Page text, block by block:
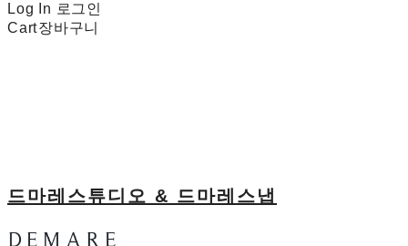
Log In 로그인
Cart장바구니
드마레스튜디오 & 드마레스냅